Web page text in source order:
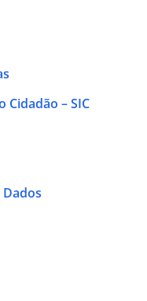
Cidadão – SIC